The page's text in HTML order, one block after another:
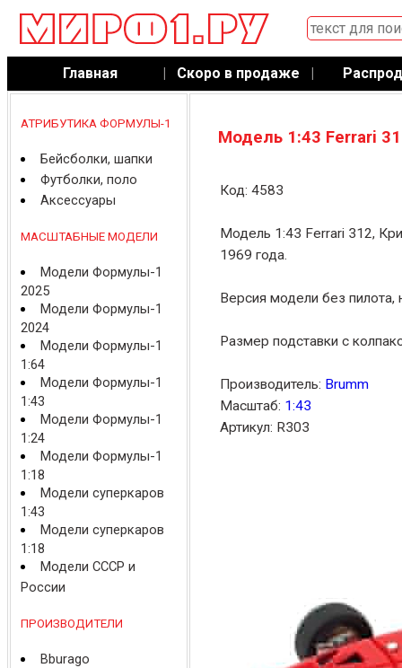
Главная | Скоро в продаже |
АТРИБУТИКА ФОРМУЛЫ-1
Бейсболки, шапки
Футболки, поло
Аксессуары
МАСШТАБНЫЕ МОДЕЛИ
Модели Формулы-1
2025
Модели Формулы-1
2024
Модели Формулы-1
1:64
Модели Формулы-1
1:43
Модели Формулы-1
1:24
Модели Формулы-1
1:18
Модели суперкаров
1:43
Модели суперкаров
1:18
Модели СССР и
России
ПРОИЗВОДИТЕЛИ
Bburago
Модель 1:43 Ferrari
Код: 4583
Модель 1:43 Ferrari 312,
1969 года.
Версия модели без пилота,
Размер подставки с
Производитель: Brumm
Масштаб: 1:43
Артикул: R303